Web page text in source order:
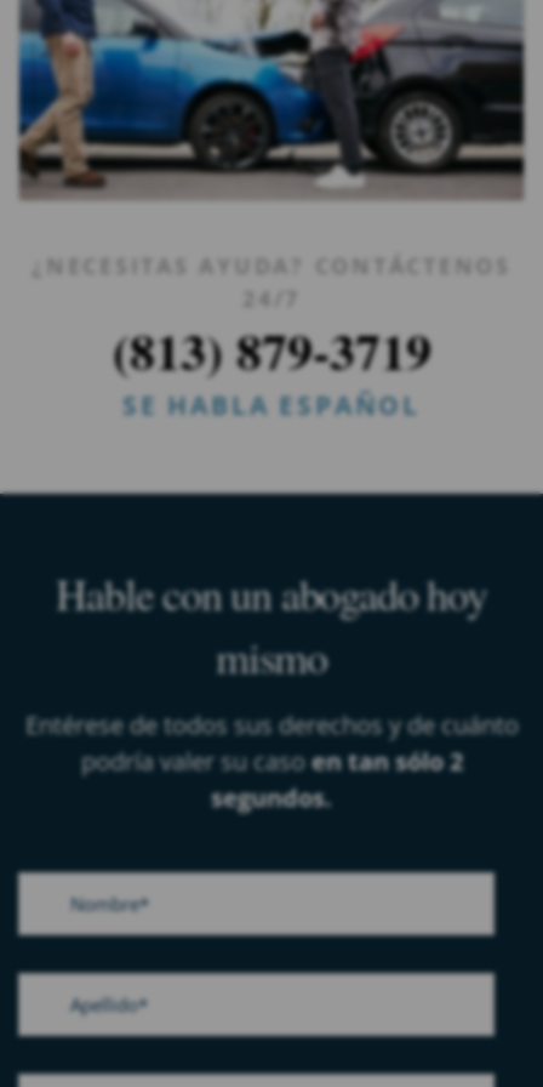
¿NECESITAS AYUDA? CONTÁCTENOS
24/7
(813) 879-3719
SE HABLA ESPAÑOL
Hable con un abogado hoy
mismo
Entérese de todos sus derechos y de cuánto
podría valer su casoen tan sólo 2
segundos.